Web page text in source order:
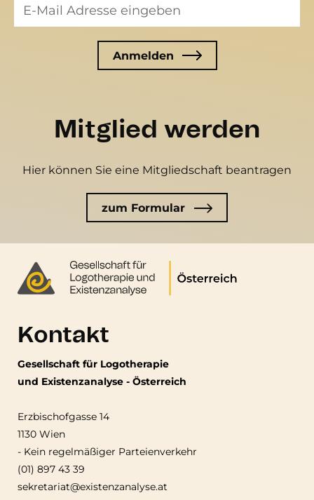
Mitglied werden
Hier können Sie eine Mitgliedschaft beantragen
zum Formular
Kontakt
Gesellschaft für Logotherapie
und Existenzanalyse - Österreich
Erzbischofgasse 14
1130 Wien
- Kein regelmäßiger Parteienverkehr
(01) 897 43 39
sekretariat@existenzanalyse.at